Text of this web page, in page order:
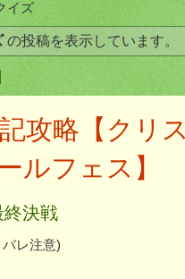
イズ
の投稿を表示しています。
攻略【クリ
ルフェス】
決戦
レ注意)